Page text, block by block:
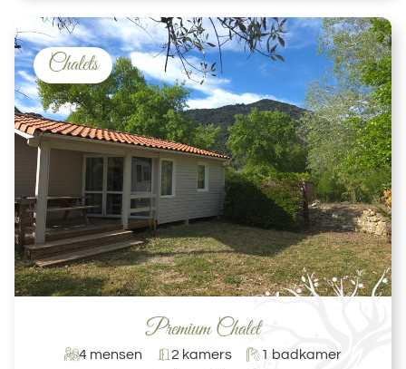
Chalets
Premium Chalet
4 mensen 2 kamers 1 badkamer